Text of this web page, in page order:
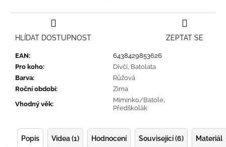
EAN:
6438429853626
Pro koho: Dívčí, Batolata
Barva:
Růžová
Roční období:
Zima
Vhodný věk:
Miminko/Batole,
Předškolák
ZEPTAT SE
HLÍDAT DOSTUPNOST
Popis Videa (1) Hodnocení Související (6) Materiál